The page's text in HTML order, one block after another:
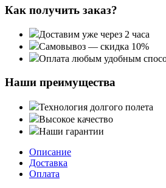
Как получить заказ?
Доставим уже через 2 часа
Самовывоз — скидка 10%
Оплата любым удобным
Наши преимущества
Технология долгого полета
Высокое качество
Наши гарантии
Описание
Доставка
Оплата